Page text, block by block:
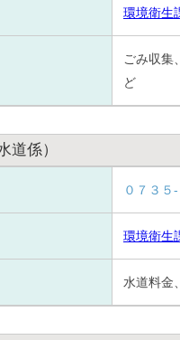
環境衛生
ごみ収集
ど
道係）
０７３５
環境衛生
水道料金